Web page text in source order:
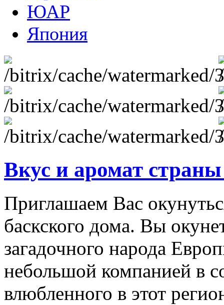
ЮАР
Япония
Вкус и аромат страны
Приглашаем Вас
баскского дома. Вы
загадочного народа
небольшой компанией в
влюбленного в этот